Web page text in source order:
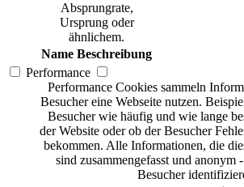
Absprungrate,
Ursprung oder
ähnlichem.
Name Beschreibung
Performance
Performance Cookies sammeln
Besucher eine Webseite nutzen.
Besucher wie häufig und wie lange
der Website oder ob der Besucher
bekommen. Alle Informationen, die
sind zusammengefasst und anonym
Besucher